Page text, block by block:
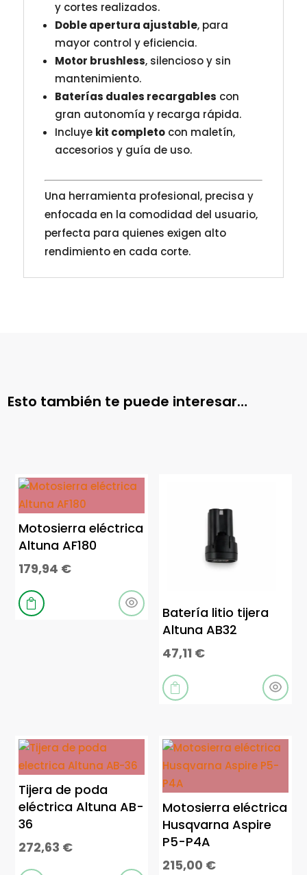
y cortes realizados.
Doble apertura ajustable, para
mayor control y eficiencia.
Motor brushless, silencioso y sin
mantenimiento.
Baterías duales recargables con
gran autonomía y recarga rápida.
Incluye kit completocon maletín,
accesorios y guía de uso.
Una herramienta profesional, precisa y
enfocada en la comodidad del usuario,
perfecta para quienes exigen alto
rendimiento en cada corte.
Esto también te puede interesar…
Motosierra eléctrica
Altuna AF180
179,94 €

Batería litio tijera
Altuna AB32
47,11 €

Tijera de poda
eléctrica Altuna AB-
36
272,63 €
Motosierra eléctrica
Husqvarna Aspire
P5-P4A
215,00 €